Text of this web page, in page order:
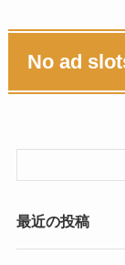
No ad
最近の投稿